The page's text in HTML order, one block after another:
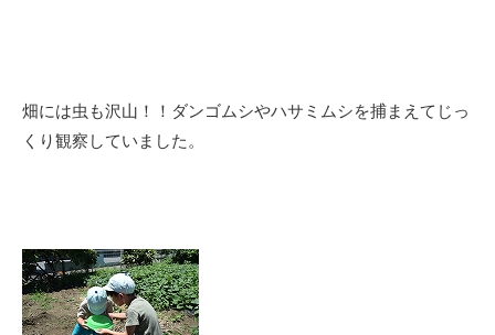
畑には虫も沢山！！ダンゴムシやハサミムシを捕まえてじっ
くり観察していました。